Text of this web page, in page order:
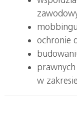
ochronie
w